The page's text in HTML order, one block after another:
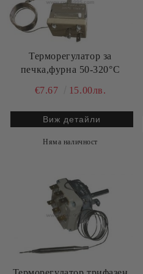
Терморегулатор за
печка,фурна 50-320°С
€7.67
15.00лв.
Виж детайли
Няма наличност